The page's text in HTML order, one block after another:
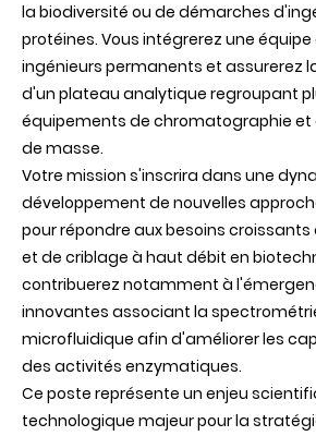
la biodiversité ou de démarches
protéines. Vous intégrerez une
ingénieurs permanents et assurerez
d'un plateau analytique regroupant
équipements de chromatographie
de masse.
Votre mission s'inscrira dans une
développement de nouvelles
pour répondre aux besoins
et de criblage à haut débit en
contribuerez notamment à
innovantes associant la
microfluidique afin d'améliorer les
des activités enzymatiques.
Ce poste représente un enjeu
technologique majeur pour la